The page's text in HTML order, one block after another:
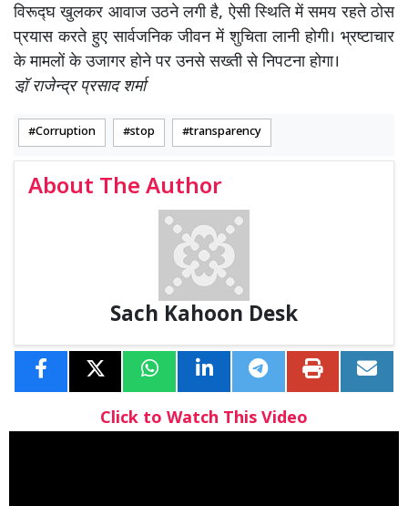
विरूद्घ खुलकर आवाज उठने लगी है, ऐसी स्थिति में समय रहते ठोस
प्रयास करते हुए सार्वजनिक जीवन में शुचिता लानी होगी। भ्रष्टाचार
के मामलों के उजागर होने पर उनसे सख्ती से निपटना होगा।
डॉ़ राजेन्द्र प्रसाद शर्मा
Corruption stop transparency
About The Author
Sach Kahoon Desk
Click to Watch This Video